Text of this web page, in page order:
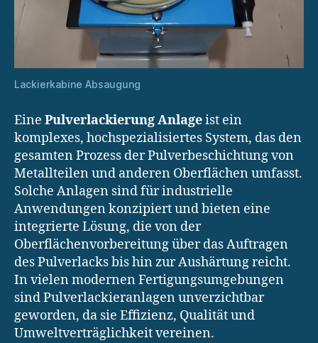
Lackierkabine Absaugung
Eine Pulverlackierung Anlageist ein
komplexes, hochspezialisiertes System, das den
gesamten Prozess der Pulverbeschichtung von
Metallteilen und anderen Oberflächen umfasst.
Solche Anlagen sind für industrielle
Anwendungen konzipiert und bieten eine
integrierte Lösung, die von der
Oberflächenvorbereitung über das Auftragen
des Pulverlacks bis hin zur Aushärtung reicht.
In vielen modernen Fertigungsumgebungen
sind Pulverlackieranlagen unverzichtbar
geworden, da sie Effizienz, Qualität und
Umweltverträglichkeit vereinen.